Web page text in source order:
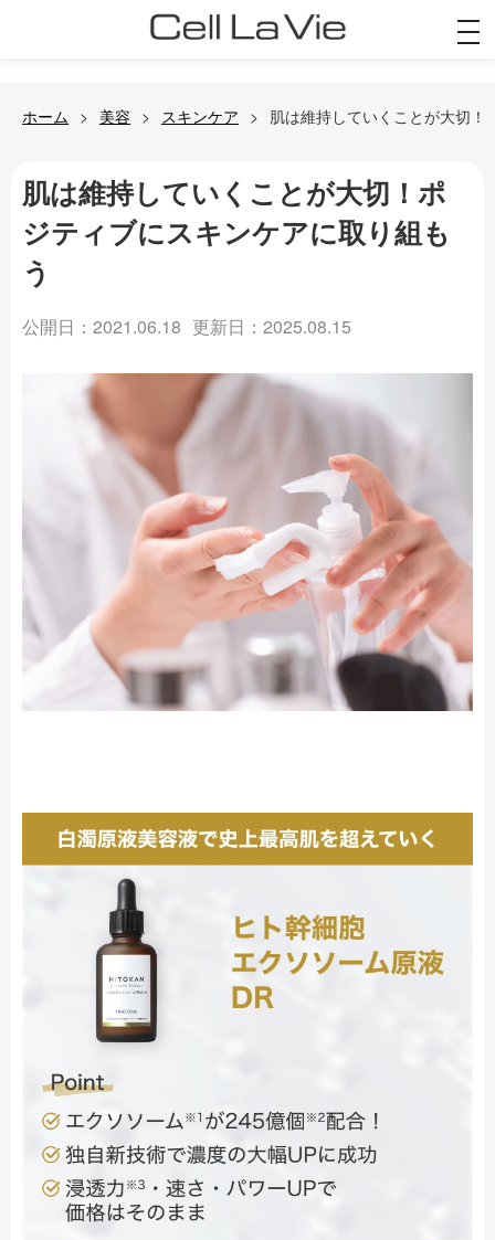
ホーム 美容 スキンケア 肌は維持していくことが大切
肌は維持していくことが大切！ポ
ジティブにスキンケアに取り組も
う
公開日：2021.06.18 更新日：2025.08.15